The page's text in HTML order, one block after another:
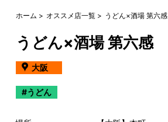
ホーム オススメ店一覧 うどん×酒場 第六感
うどん×酒場 第六感
大阪
うどん